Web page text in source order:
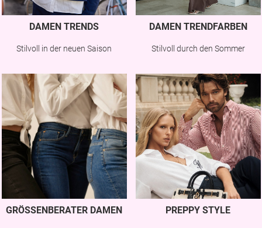
DAMEN TRENDS
Stilvoll in der neuen Saison
DAMEN TRENDFARBEN
Stilvoll durch den Sommer
GRÖSSENBERATER DAMEN PREPPY STYLE